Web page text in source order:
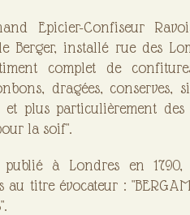
Epicier-Confiseur
Berger, installé rue des
complet de
dragées, conserves,
plus particulièrement des
la soif".
à Londres en 1790,
au titre évocateur :